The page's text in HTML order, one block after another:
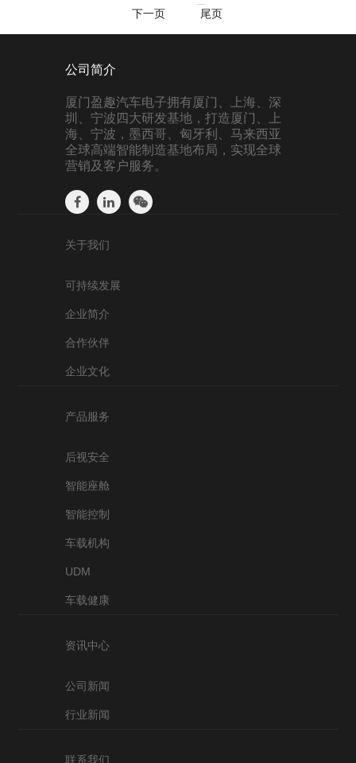
下一页
尾页
公司简介
厦门盈趣汽车电子拥有厦门、上海、深
圳、宁波四大研发基地，打造厦门、上
海、宁波，墨西哥、匈牙利、马来西亚
全球高端智能制造基地布局，实现全球
营销及客户服务。
关于我们
可持续发展
企业简介
合作伙伴
企业文化
产品服务
后视安全
智能座舱
智能控制
车载机构
UDM
车载健康
资讯中心
公司新闻
行业新闻
联系我们